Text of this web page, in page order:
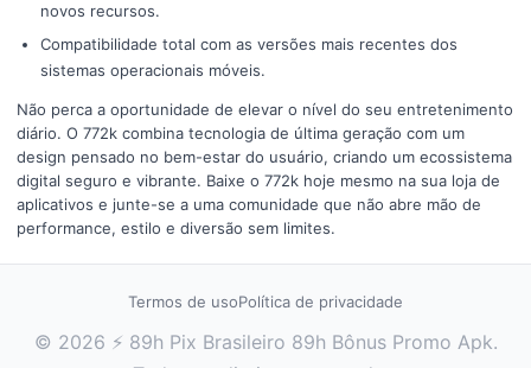
novos recursos.
Compatibilidade total com as versões mais recentes dos
sistemas operacionais móveis.
Não perca a oportunidade de elevar o nível do seu entretenimento
diário. O 772k combina tecnologia de última geração com um
design pensado no bem-estar do usuário, criando um ecossistema
digital seguro e vibrante. Baixe o 772k hoje mesmo na sua loja de
aplicativos e junte-se a uma comunidade que não abre mão de
performance, estilo e diversão sem limites.
Termos de usoPolítica de privacidade
© 2026 ⚡ 89h Pix Brasileiro 89h Bônus Promo Apk.